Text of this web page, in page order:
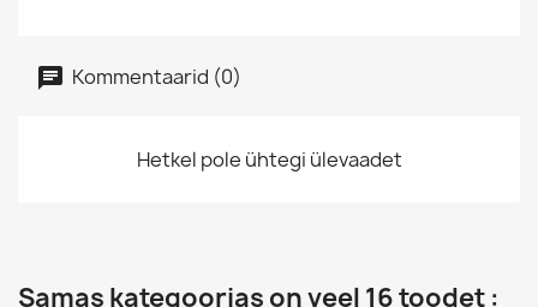
Kommentaarid (0)
Hetkel pole ühtegi ülevaadet
Samas kategoorias on veel 16 toodet :